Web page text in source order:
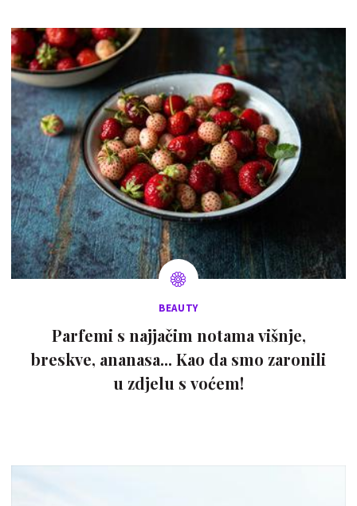
BEAUTY
Parfemi s najjačim notama višnje,
breskve, ananasa... Kao da smo zaronili
u zdjelu s voćem!